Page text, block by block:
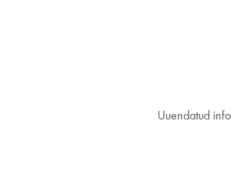
Uuendatud